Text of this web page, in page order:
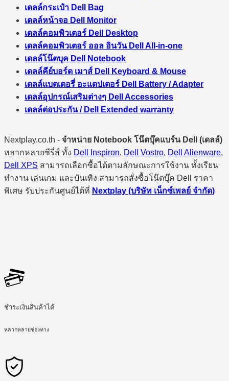
เดลล์กระเป๋า Dell Bag
เดลล์หน้าจอ Dell Monitor
เดลล์คอมพิวเตอร์ Dell Desktop
เดลล์คอมพิวเตอร์ ออล อินวัน Dell All-in-one
เดลล์โน๊ตบุค Dell Notebook
เดลล์คีย์บอร์ด เมาส์ Dell Keyboard & Mouse
เดลล์แบตเตอรี่ อะแดปเตอร์ Dell Battery / Adapter
เดลล์อุปกรณ์เสริมต่างๆ Dell Accessories
เดลล์ต่อประกัน / Dell Extended warranty
Nextplay.co.th - จำหน่าย Notebook โน๊ตบุ๊คแบร์น Dell (เดลล์)
หลากหลายซีรี่ส์ ทั้ง Dell Inspiron, Dell Vostro, Dell Alienware,
Dell XPS สามารถเลือกซื้อได้ตามลักษณะการใช้งาน ทั้งเรียน
ทำงาน เล่นเกม และบันเทิง สามารถสั่งซื้อโน๊ตบุ๊ค Dell ราคา
พิเศษ รับประกันศูนย์ได้ที่ Nextplay (บริษัท เน็กซ์เพลย์ จำกัด)
ชำระเงินสินค้าได้
หลากหลายช่องทาง